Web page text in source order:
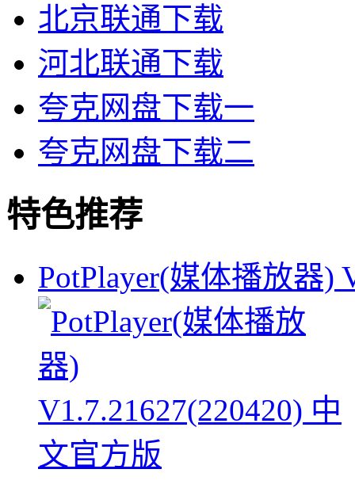
北京联通下载
河北联通下载
夸克网盘下载一
夸克网盘下载二
特色推荐
PotPlayer(媒体播放器)